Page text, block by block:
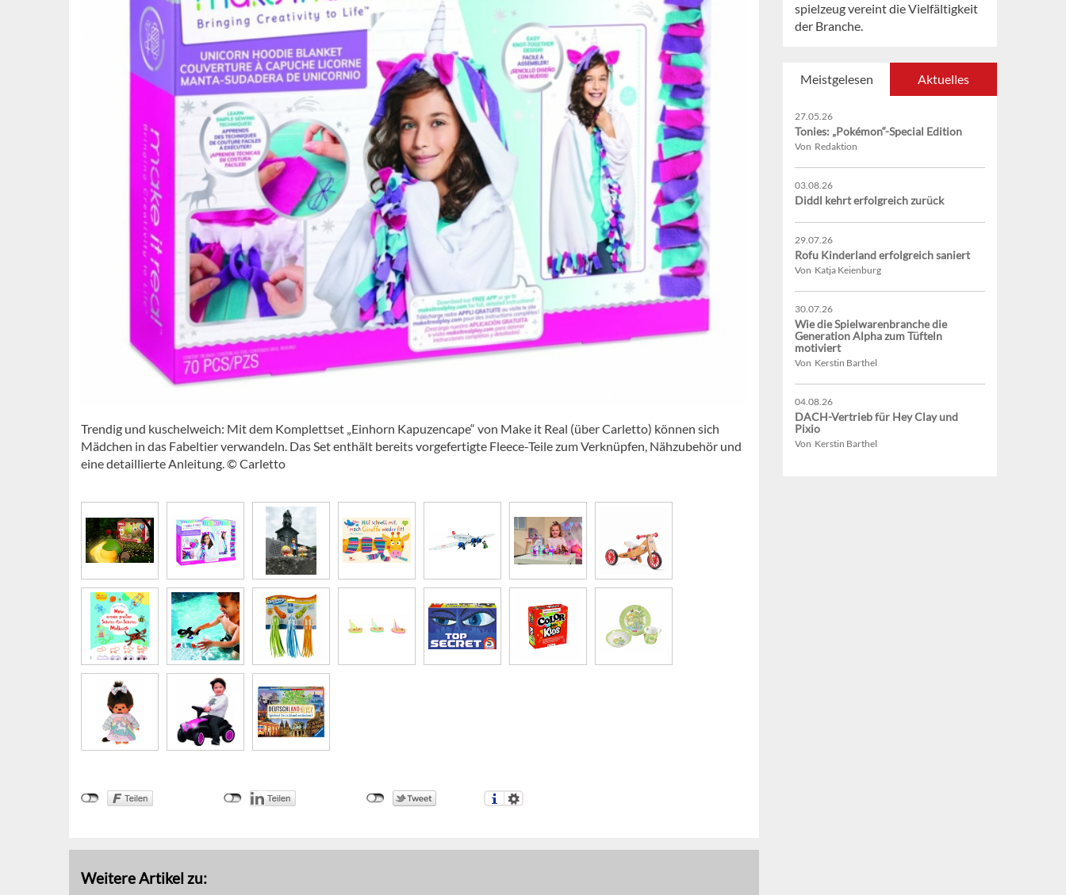
Trendig und kuschelweich: Mit dem Komplettset „Einhorn Kapuzencape“ von Make it Real (über Carletto) können sich
Mädchen in das Fabeltier verwandeln. Das Set enthält bereits vorgefertigte Fleece-Teile zum Verknüpfen, Nähzubehör und
eine detaillierte Anleitung. © Carletto
Weitere Artikel zu:
spielzeug vereint die Vielfältigkeit
der Branche.
Meistgelesen Aktuelles
27.05.26
Tonies: „Pokémon“-Special Edition
Von Redaktion
03.08.26
Diddl kehrt erfolgreich zurück
29.07.26
Rofu Kinderland erfolgreich saniert
Von Katja Keienburg
30.07.26
Wie die Spielwarenbranche die
Generation Alpha zum Tüfteln
motiviert
Von Kerstin Barthel
04.08.26
DACH-Vertrieb für Hey Clay und
Pixio
Von Kerstin Barthel